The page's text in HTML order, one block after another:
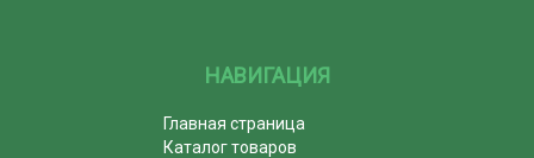
НАВИГАЦИЯ
Главная страница
Каталог товаров